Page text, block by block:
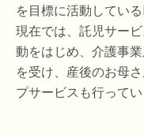
を目標に活動している
現在では、託児サー
動をはじめ、介護事
を受け、産後のお母
プサービスも行ってい